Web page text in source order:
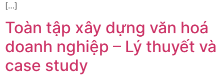
[…]
Toàn tập xây dựng văn hoá
doanh nghiệp – Lý thuyết và
case study